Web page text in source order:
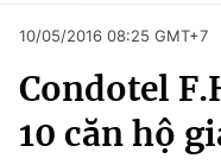
Chuyên mục
Chính trị
Xã hội
Pháp luật
Thể thao
10/05/2016 08:25 GMT+7
Condotel
10 căn hộ